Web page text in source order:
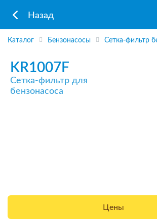
Назад
Каталог Бензонасосы Сетка-фильтр
KR1007F
Сетка-фильтр для
бензонасоса
Цены